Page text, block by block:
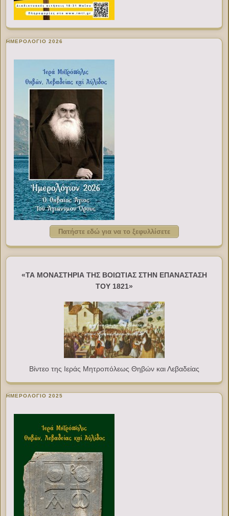
ΗΜΕΡΟΛΟΓΙΟ 2026
Πατήστε εδώ για να το ξεφυλλίσετε
«ΤΑ ΜΟΝΑΣΤΗΡΙΑ ΤΗΣ ΒΟΙΩΤΙΑΣ ΣΤΗΝ ΕΠΑΝΑΣΤΑΣΗ
ΤΟΥ 1821»
Βίντεο της Ιεράς Μητροπόλεως Θηβών και Λεβαδείας
ΗΜΕΡΟΛΟΓΙΟ 2025